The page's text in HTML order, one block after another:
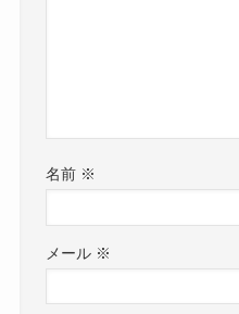
名前 ※
メール ※